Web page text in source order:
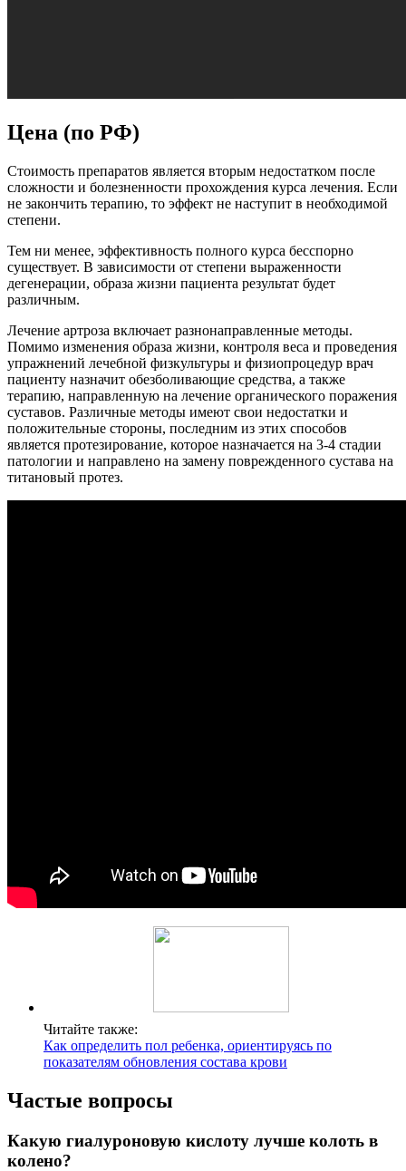
Цена (по РФ)
Стоимость препаратов является вторым недостатком после
сложности и болезненности прохождения курса лечения. Если
не закончить терапию, то эффект не наступит в необходимой
степени.
Тем ни менее, эффективность полного курса бесспорно
существует. В зависимости от степени выраженности
дегенерации, образа жизни пациента результат будет
различным.
Лечение артроза включает разнонаправленные методы.
Помимо изменения образа жизни, контроля веса и проведения
упражнений лечебной физкультуры и физиопроцедур врач
пациенту назначит обезболивающие средства, а также
терапию, направленную на лечение органического поражения
суставов. Различные методы имеют свои недостатки и
положительные стороны, последним из этих способов
является протезирование, которое назначается на 3-4 стадии
патологии и направлено на замену поврежденного сустава на
титановый протез.
Читайте также:
Как определить пол ребенка, ориентируясь по
показателям обновления состава крови
Частые вопросы
Какую гиалуроновую кислоту лучше колоть в
колено?